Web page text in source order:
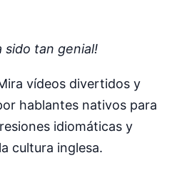
sido tan genial!
vídeos divertidos y
hablantes nativos para
idiomáticas y
cultura inglesa.